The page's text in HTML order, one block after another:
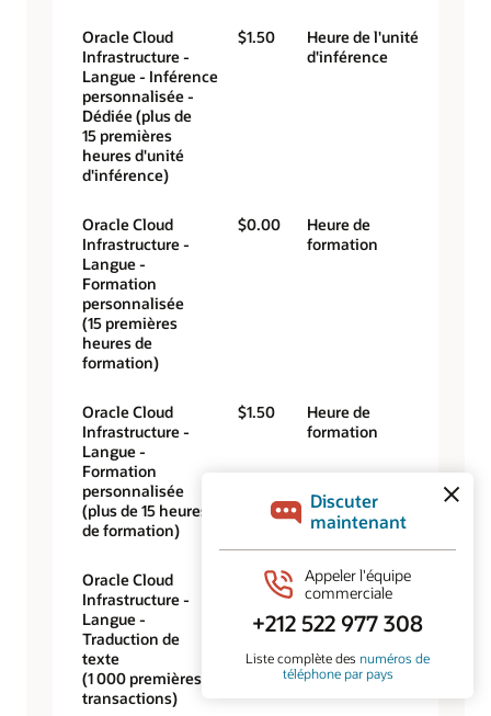
Oracle Cloud
Infrastructure -
Langue - Inférence
personnalisée -
Dédiée (plus de
15 premières
heures d'unité
d'inférence)
$1.50
Heure de l'unité
d'inférence
Oracle Cloud
Infrastructure -
Langue -
Formation
personnalisée
(15 premières
heures de
formation)
$0.00
Heure de
formation
Oracle Cloud
Infrastructure -
Langue -
Formation
personnalisée
(plus de 15 heures
de formation)
$1.50
Heure de
formation
Oracle Cloud
Infrastructure -
Langue -
Traduction de
texte
(1 000 premières
transactions)
$0.00 1 000 transactions